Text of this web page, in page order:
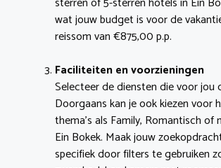
wat jouw budget is voor de
reissom van €875,00 p.p.
Faciliteiten en voorzieningen
Selecteer de diensten die voor jou
Doorgaans kan je ook kiezen voor
thema’s als Family, Romantisch of
Ein Bokek. Maak jouw
specifiek door filters te gebruiken